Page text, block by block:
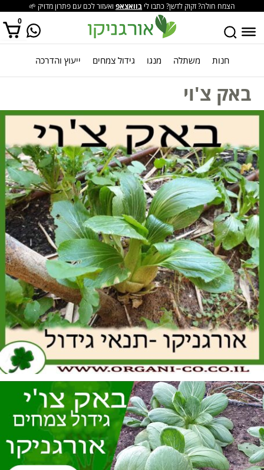
הצמח חולה? זקוק לדשן? כתבו לי בוואצאפ ואעזור לכם עם פתרון מדויק 🌱
0
אין מוצרים בסל הקניות. חנות משתלה מנגו גידול צמחים ייעוץ והדרכה
באק צ'וי